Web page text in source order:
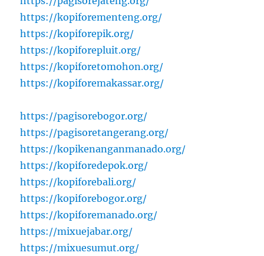
https://kopiforementeng.org/
https://kopiforepik.org/
https://kopiforepluit.org/
https://kopiforetomohon.org/
https://kopiforemakassar.org/
https://pagisorebogor.org/
https://pagisoretangerang.org/
https://kopikenanganmanado.org/
https://kopiforedepok.org/
https://kopiforebali.org/
https://kopiforebogor.org/
https://kopiforemanado.org/
https://mixuejabar.org/
https://mixuesumut.org/